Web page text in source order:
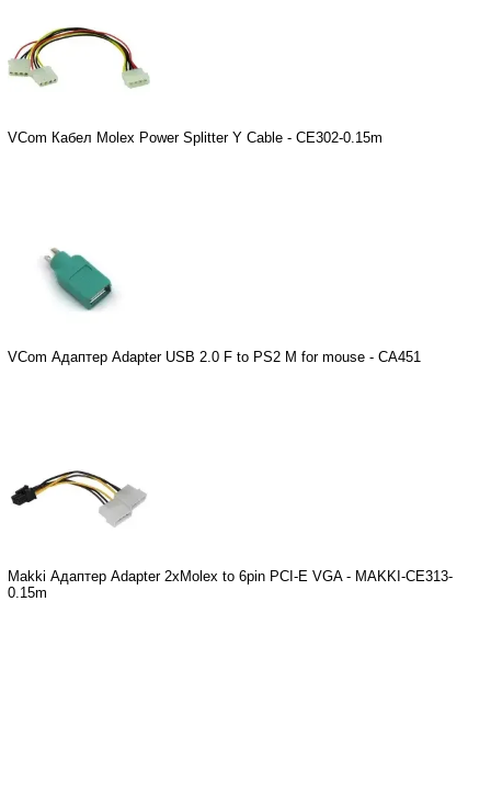
VCom Кабел Molex Power Splitter Y Cable - CE302-0.15m
VCom Адаптер Adapter USB 2.0 F to PS2 M for mouse - CA451
Makki Адаптер Adapter 2xMolex to 6pin PCI-E VGA - MAKKI-CE313-
0.15m